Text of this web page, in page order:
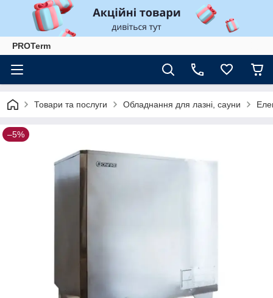
PROTerm
Товари та послуги Обладнання для лазні, сауни
–5%